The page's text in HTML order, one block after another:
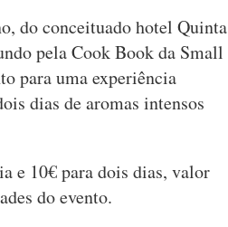
do conceituado hotel Quinta
pela Cook Book da Small
para uma experiência
dias de aromas intensos
e 10€ para dois dias, valor
do evento.